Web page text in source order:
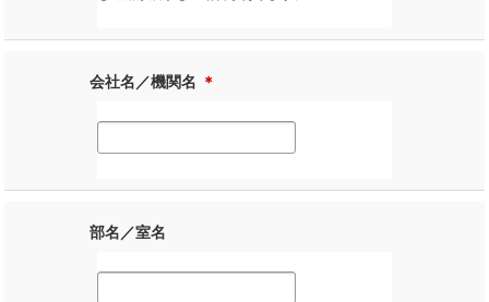
会社名／機関名 ＊
部名／室名